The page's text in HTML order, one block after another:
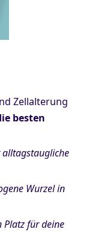
(Nature
Zellalterung
besten
alltagstaugliche
Wurzel in
Platz für deine